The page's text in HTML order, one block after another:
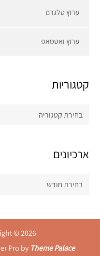
ערוץ טלגרם
ערוץ ואטסאפ
קטגוריות
ארכיונים
© 2026
Pro by Theme Palace